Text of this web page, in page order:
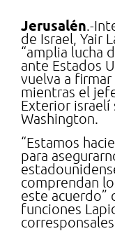
Jerusalén .-
de Israel, Yair
“amplia lucha
ante Estados
vuelva a firmar
mientras el
Exterior israelí
Washington.
“Estamos
para
comprendan
este acuerdo”
funciones